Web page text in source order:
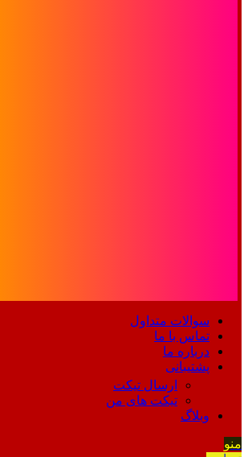
سوالات متداول
تماس با ما
درباره ما
پشتیبانی
ارسال تیکت
تیکت های من
وبلاگ
منو